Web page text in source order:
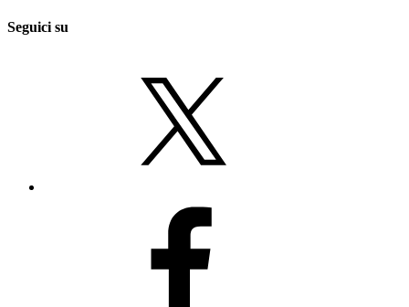
Seguici su